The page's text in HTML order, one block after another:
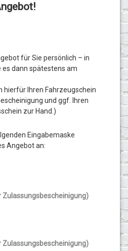
für Sie persönlich – in
es dann spätestens am
hierfür Ihren Fahrzeugschein
und ggf. Ihren
zur Hand.)
Eingabemaske
Angebot an: